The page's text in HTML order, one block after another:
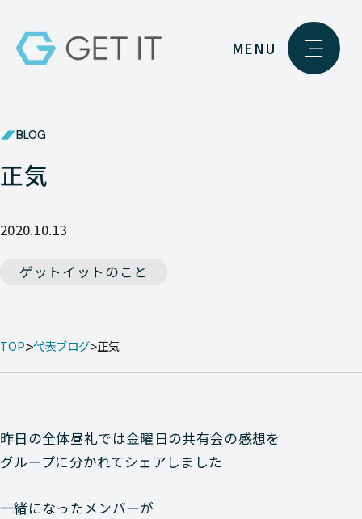
MENU
BLOG
正気
2020.10.13
ゲットイットのこと
TOP 代表ブログ 正気
昨日の全体昼礼では金曜日の共有会の感想を
グループに分かれてシェアしました
一緒になったメンバーが